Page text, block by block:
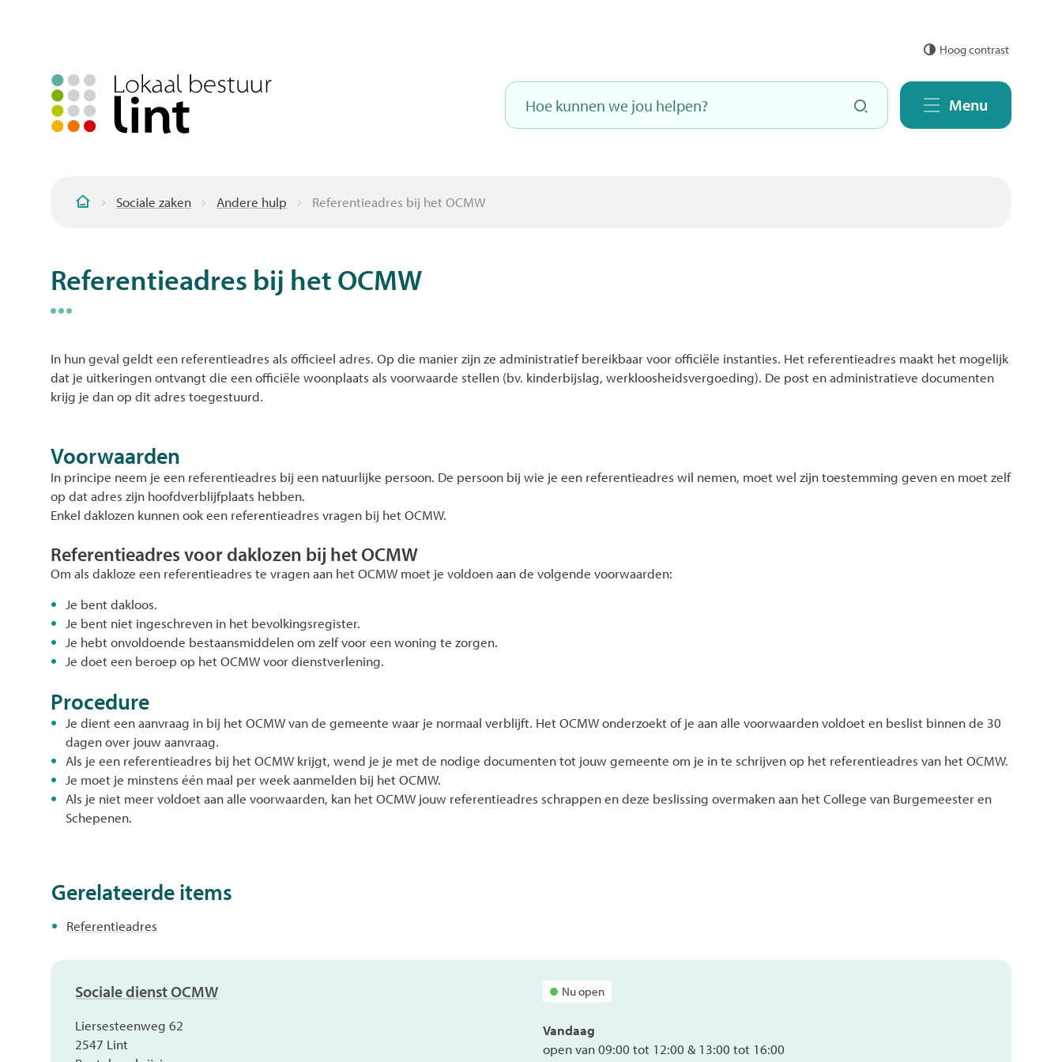
Hoog contrast
Hoe
kunnen
we
Menu
Sociale zaken Andere hulp Referentieadres bij het OCMW
Referentieadres bij het OCMW
In hun geval geldt een referentieadres als officieel adres. Op die manier zijn ze administratief bereikbaar voor officiële instanties. Het referentieadres maakt het mogelijk
dat je uitkeringen ontvangt die een officiële woonplaats als voorwaarde stellen (bv. kinderbijslag, werkloosheidsvergoeding). De post en administratieve documenten
krijg je dan op dit adres toegestuurd.
Voorwaarden
In principe neem je een referentieadres bij een natuurlijke persoon. De persoon bij wie je een referentieadres wil nemen, moet wel zijn toestemming geven en moet zelf
op dat adres zijn hoofdverblijfplaats hebben.
Enkel daklozen kunnen ook een referentieadres vragen bij het OCMW.
Referentieadres voor daklozen bij het OCMW
Om als dakloze een referentieadres te vragen aan het OCMW moet je voldoen aan de volgende voorwaarden:
Je bent dakloos.
Je bent niet ingeschreven in het bevolkingsregister.
Je hebt onvoldoende bestaansmiddelen om zelf voor een woning te zorgen.
Je doet een beroep op het OCMW voor dienstverlening.
Procedure
Je dient een aanvraag in bij het OCMW van de gemeente waar je normaal verblijft. Het OCMW onderzoekt of je aan alle voorwaarden voldoet en beslist binnen de 30
dagen over jouw aanvraag.
Als je een referentieadres bij het OCMW krijgt, wend je je met de nodige documenten tot jouw gemeente om je in te schrijven op het referentieadres van het OCMW.
Je moet je minstens één maal per week aanmelden bij het OCMW.
Als je niet meer voldoet aan alle voorwaarden, kan het OCMW jouw referentieadres schrappen en deze beslissing overmaken aan het College van Burgemeester en
Schepenen.
Gerelateerde items
Referentieadres
Contact
Sociale dienst OCMW
Adres
Liersesteenweg 62
,2547 Lint
Nu open
Vandaag
open van09:00 tot 12:00 & 13:00 tot 16:00